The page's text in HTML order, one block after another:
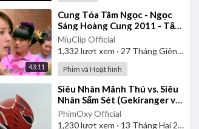
43:11
⁣Cung Tỏa Tâm Ngọc - Ngọc
Sáng Hoàng Cung 2011 - Tập
1 | Thuyết Minh
MiuClip Official
1,332 lượt xem · 27 Tháng Giêng 2025
Phim và Hoạt hình
⁣Siêu Nhân Mãnh Thú vs. Siêu
Nhân Sấm Sét (Gekiranger vs.
Boukenger) 2008 | Vietsub
PhimOxy Official
1,230lượt xem · 13 Tháng Hai 2025